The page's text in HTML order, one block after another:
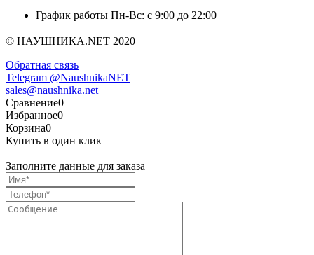
График работы Пн-Вс: с 9:00 до 22:00
© НАУШНИКА.NET 2020
Обратная связь
Telegram @NaushnikaNET
sales@naushnika.net
Сравнение0
Избранное0
Корзина0
Купить в один клик
Заполните данные для заказа